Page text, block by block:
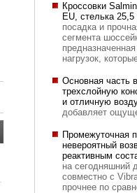
Кроссовки
EU, стелька
посадка и
сегмента
нагрузок,
Основная часть
трехслойную
и отличную
добавляет
Промежуточная
невероятный
реактивным
на сегодняшний
совместно с
прочнее по